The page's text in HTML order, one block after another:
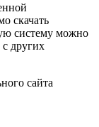
скачать
систему можно
других
сайта